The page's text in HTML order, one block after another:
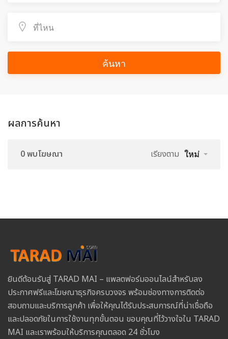
ค้นหา
ผลการค้นหา
0 พบโฆษณา เรียงตาม ใหม่
ยินดีต้อนรับสู่ TARAD MAI – แพลตฟอร์มออนไลน์สำหรับลง
ประกาศฟรีและโฆษณาธุรกิจครบวงจร พร้อมช่องทางการติดต่อ
สอบถามและบริการลูกค้า เพื่อให้คุณได้รับประสบการณ์ที่น่าเชื่อถือ
และปลอดภัยในการใช้งานทุกขั้นตอน ขอบคุณที่ไว้วางใจใน TARAD
MAI และเราพร้อมให้บริการคุณตลอด 24 ชั่วโมง